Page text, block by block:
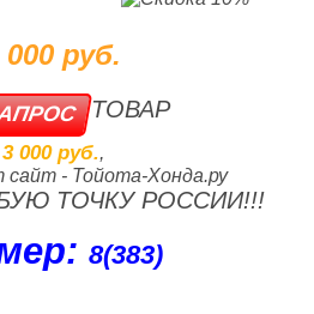
000 руб.
3 000 руб.,
- Тойота-Хонда.ру
ТОВАР
ТОЧКУ РОССИИ!!!
8(383)